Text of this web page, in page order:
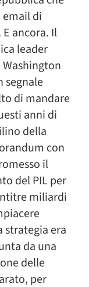
email di
ancora. Il
leader
segnale
di mandare
anni di
della
con
il
del PIL per
miliardi
strategia era
da una
delle
per